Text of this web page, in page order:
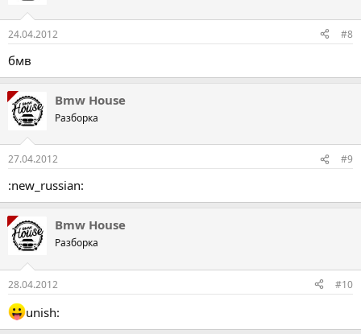
24.04.2012 #8
бмв
Bmw House
Разборка
27.04.2012 #9
:new_russian:
Bmw House
Разборка
28.04.2012 #10
unish: